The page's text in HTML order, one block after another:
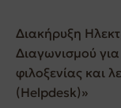
Διακήρυξη
Διαγωνισμού
φιλοξενίας και
(Helpdesk)»